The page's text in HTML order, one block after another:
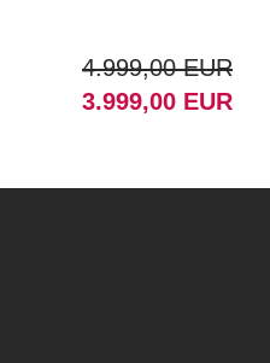
4.999,00 EUR
3.999,00 EUR